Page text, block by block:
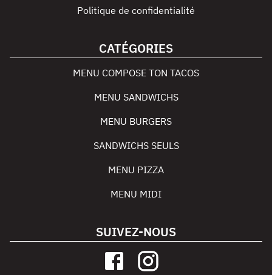
Politique de confidentialité
CATÉGORIES
MENU COMPOSE TON TACOS
MENU SANDWICHS
MENU BURGERS
SANDWICHS SEULS
MENU PIZZA
MENU MIDI
SUIVEZ-NOUS